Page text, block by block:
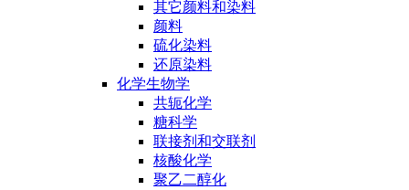
其它颜料和染料
颜料
硫化染料
还原染料
化学生物学
共轭化学
糖科学
联接剂和交联剂
核酸化学
聚乙二醇化